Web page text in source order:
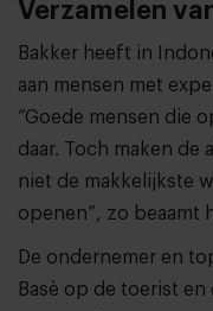
Verzamelen
Bakker heeft in
aan mensen met
“Goede mensen die
daar. Toch maken
niet de makkelijkste
openen”, zo beaamt
De ondernemer en
Basè op de toerist en